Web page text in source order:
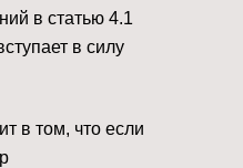
в статью 4.1
в силу
в том, что если